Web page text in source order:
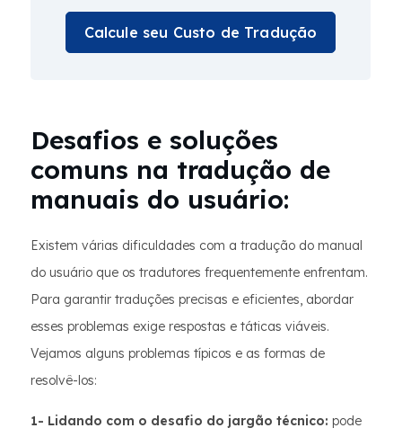
Calcule seu Custo de Tradução
Desafios e soluções
comuns na tradução de
manuais do usuário:
Existem várias dificuldades com a tradução do manual
do usuário que os tradutores frequentemente enfrentam.
Para garantir traduções precisas e eficientes, abordar
esses problemas exige respostas e táticas viáveis.
Vejamos alguns problemas típicos e as formas de
resolvê-los:
1- Lidando com o desafio do jargão técnico: pode